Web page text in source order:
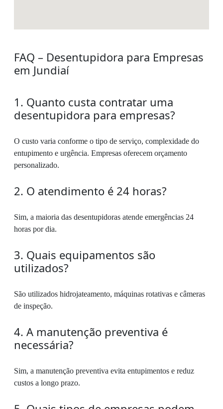
FAQ – Desentupidora para Empresas
em Jundiaí
1. Quanto custa contratar uma
desentupidora para empresas?
O custo varia conforme o tipo de serviço, complexidade do
entupimento e urgência. Empresas oferecem orçamento
personalizado.
2. O atendimento é 24 horas?
Sim, a maioria das desentupidoras atende emergências 24
horas por dia.
3. Quais equipamentos são
utilizados?
São utilizados hidrojateamento, máquinas rotativas e câmeras
de inspeção.
4. A manutenção preventiva é
necessária?
Sim, a manutenção preventiva evita entupimentos e reduz
custos a longo prazo.